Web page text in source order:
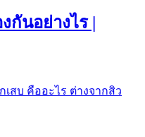
นอย่างไร |